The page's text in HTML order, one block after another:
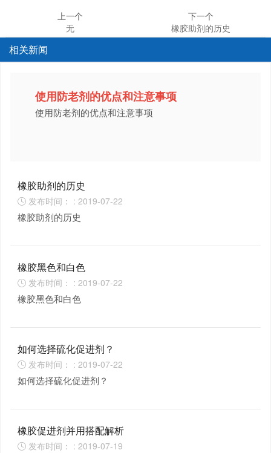
上一个
无
下一个
橡胶助剂的历史
相关新闻
使用防老剂的优点和注意事项
使用防老剂的优点和注意事项
橡胶助剂的历史
 发布时间： : 2019-07-22
橡胶助剂的历史
橡胶黑色和白色
 发布时间： : 2019-07-22
橡胶黑色和白色
如何选择硫化促进剂？
 发布时间： : 2019-07-22
如何选择硫化促进剂？
橡胶促进剂并用搭配解析
 发布时间： : 2019-07-19